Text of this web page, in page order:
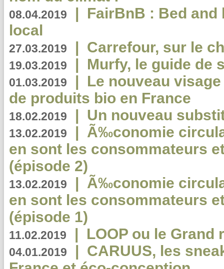
08.04.2019 | FairBnB : Bed
local
27.03.2019 | Carrefour, sur le
19.03.2019 | Murfy, le guide de
01.03.2019 | Le nouveau
de produits bio en France
18.02.2019 | Un nouveau
13.02.2019 | Ã‰conomie
en sont les consommateurs
(épisode 2)
13.02.2019 | Ã‰conomie
en sont les consommateurs
(épisode 1)
11.02.2019 | LOOP ou le Grand
04.01.2019 | CARUUS, les